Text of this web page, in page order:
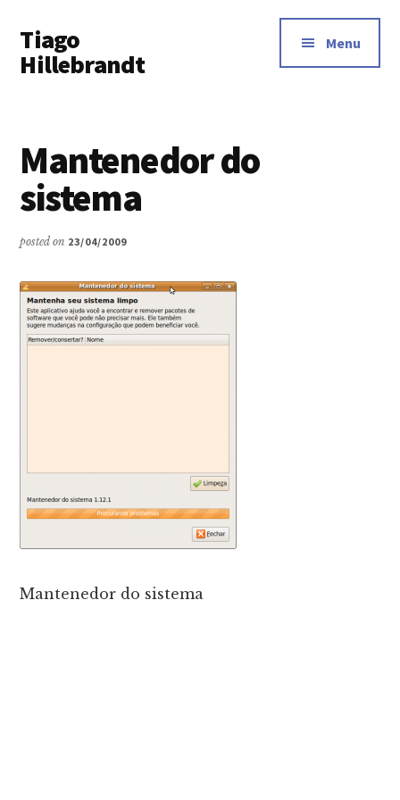
main
content
menu
Tiago
Hillebrandt
Menu
Mantenedor do
sistema
posted on 23/04/2009
Mantenedor do sistema